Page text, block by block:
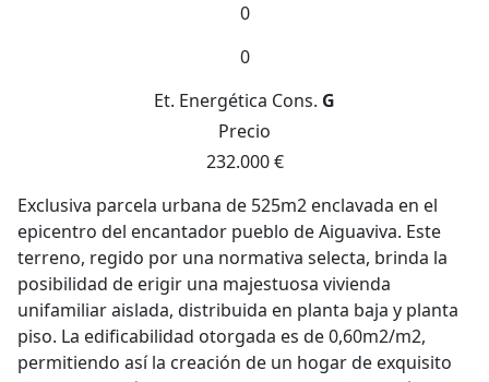
0
0
Et. Energética Cons. G
Precio
232.000 €
Exclusiva parcela urbana de 525m2 enclavada en el
epicentro del encantador pueblo de Aiguaviva. Este
terreno, regido por una normativa selecta, brinda la
posibilidad de erigir una majestuosa vivienda
unifamiliar aislada, distribuida en planta baja y planta
piso. La edificabilidad otorgada es de 0,60m2/m2,
permitiendo así la creación de un hogar de exquisito